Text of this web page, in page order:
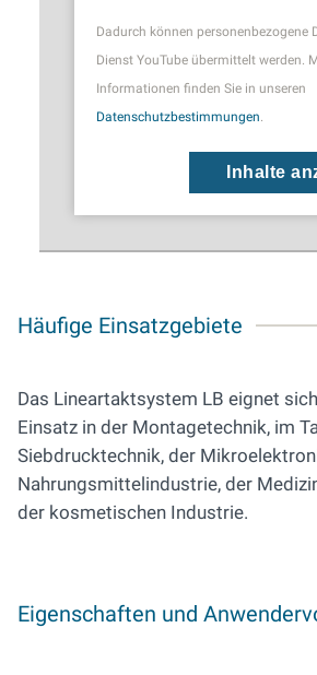
Dadurch können personenbezogene
Dienst YouTube übermittelt werden.
Informationen finden Sie in unseren
Datenschutzbestimmungen.
Inhalte
Häufige Einsatzgebiete
Das Lineartaktsystem LB eignet
Einsatz in der Montagetechnik, im
Siebdrucktechnik, der
Nahrungsmittelindustrie, der
der kosmetischen Industrie.
Eigenschaften und